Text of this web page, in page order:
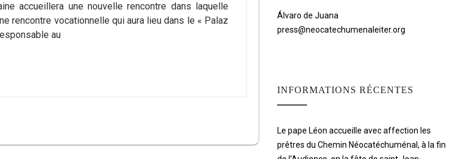
accueillera une nouvelle rencontre dans laquelle
rencontre vocationnelle qui aura lieu dans le « Palaz
au
Álvaro de Juana
press@neocatechumenaleiter.org
INFORMATIONS RÉCENTES
Le pape Léon accueille avec affection les
prêtres du Chemin Néocatéchuménal, à la fin